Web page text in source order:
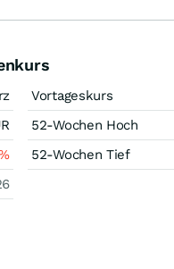
Vortageskurs
52-Wochen Hoch
52-Wochen Tief